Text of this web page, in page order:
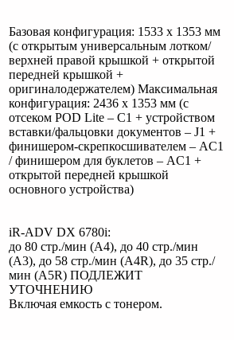
Базовая конфигурация: 1533 x 1353 мм
(с открытым универсальным лотком/
верхней правой крышкой + открытой
передней крышкой +
оригиналодержателем) Максимальная
конфигурация: 2436 x 1353 мм (с
отсеком POD Lite – C1 + устройством
вставки/фальцовки документов – J1 +
финишером-скрепкосшивателем – AC1
/ финишером для буклетов – AC1 +
открытой передней крышкой
основного устройства)
iR-ADV DX 6780i:
до 80 стр./мин (А4), до 40 стр./мин
(A3), до 58 стр./мин (A4R), до 35 стр./
мин (A5R) ПОДЛЕЖИТ
УТОЧНЕНИЮ
Включая емкость с тонером.